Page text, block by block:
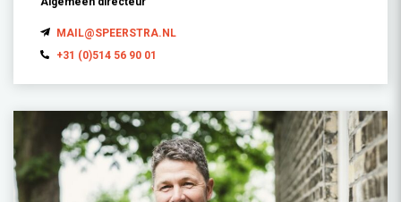
MAIL@SPEERSTRA.NL
+31 (0)514 56 90 01